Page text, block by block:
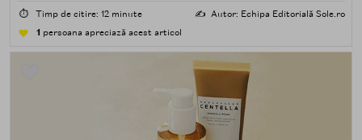
⏱️ Timp de citire: 12 minute ✍️ Autor: Echipa Editorială Sole.ro
1 persoana apreciază acest articol